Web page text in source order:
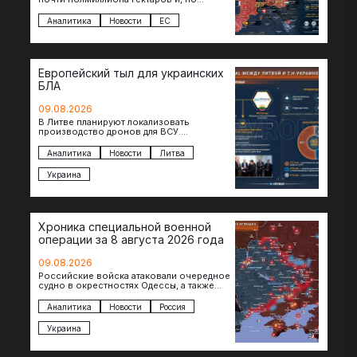
экономике в €15,6–19,1 млрд. К…
Аналитика Новости ЕС
Европейский тыл для украинских
БЛА
09.08.2026
В Литве планируют локализовать
производство дронов для ВСУ.
президенты Гитанас Науседа и Владимир
Зеленский подписали…
Аналитика Новости Литва
Украина
Хроника специальной военной
операции за 8 августа 2026 года
09.08.2026
Российские войска атаковали очередное
судно в окрестностях Одессы, а также
и Черниговской областях. В Сумской…
Аналитика Новости Россия
Украина